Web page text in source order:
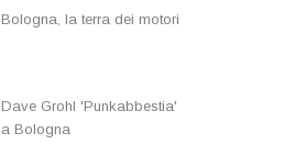
Bologna, la terra dei motori
Dave Grohl 'Punkabbestia'
a Bologna